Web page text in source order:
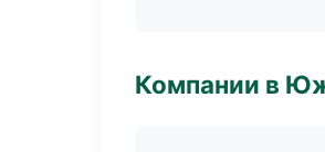
Компании в